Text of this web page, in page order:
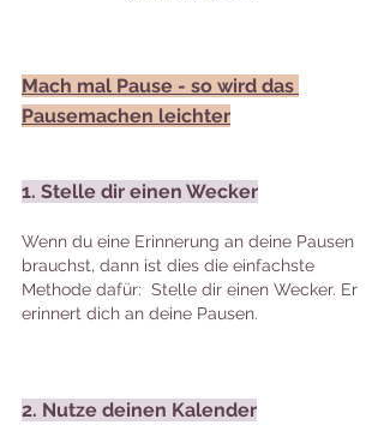
Mach mal Pause - so wird das
Pausemachen leichter
1. Stelle dir einen Wecker
Wenn du eine Erinnerung an deine Pausen
brauchst, dann ist dies die einfachste
Methode dafür:  Stelle dir einen Wecker. Er
erinnert dich an deine Pausen.
2. Nutze deinen Kalender